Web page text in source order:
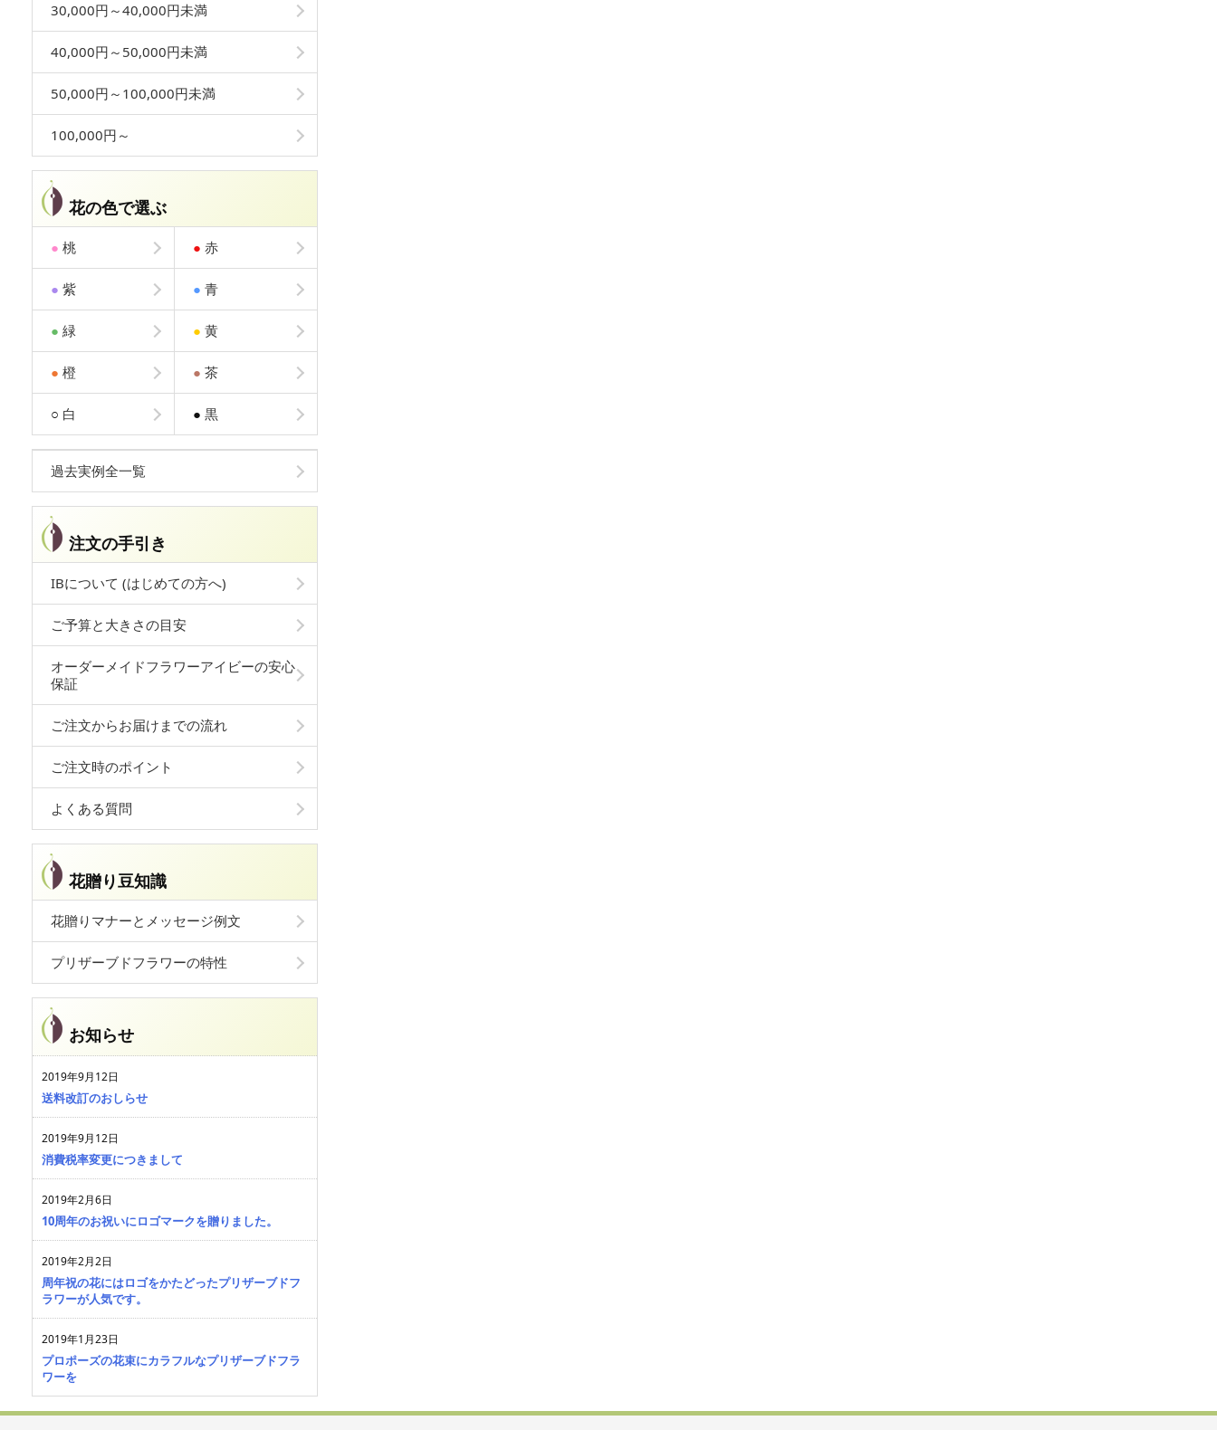
30,000円～40,000円未満
40,000円～50,000円未満
50,000円～100,000円未満
100,000円～
花の色で選ぶ
● 桃 ● 赤
● 紫 ● 青
● 緑 ● 黄
● 橙 ● 茶
○ 白 ● 黒
過去実例全一覧
注文の手引き
IBについて (はじめての方へ)
ご予算と大きさの目安
オーダーメイドフラワーアイビーの安心
保証
ご注文からお届けまでの流れ
ご注文時のポイント
よくある質問
花贈り豆知識
花贈りマナーとメッセージ例文
プリザーブドフラワーの特性
お知らせ
2019年9月12日
送料改訂のおしらせ
2019年9月12日
消費税率変更につきまして
2019年2月6日
10周年のお祝いにロゴマークを贈りました。
2019年2月2日
周年祝の花にはロゴをかたどったプリザーブドフ
ラワーが人気です。
2019年1月23日
プロポーズの花束にカラフルなプリザーブドフラ
ワーを